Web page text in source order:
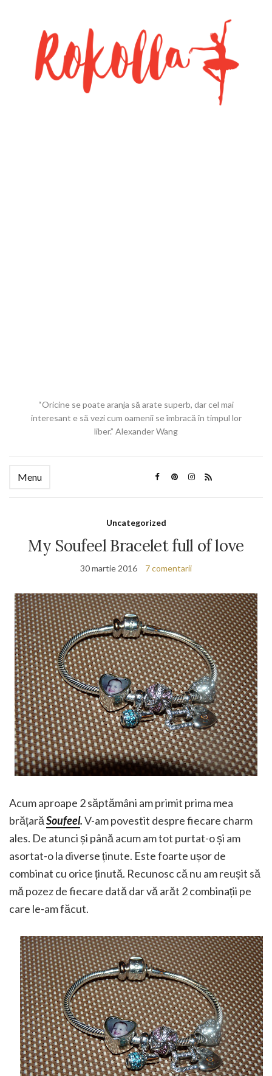
“Oricine se poate aranja să arate superb, dar cel mai
interesant e să vezi cum oamenii se îmbracă în timpul lor
liber.” Alexander Wang
Menu
Uncategorized
My Soufeel Bracelet full of love
30 martie 2016 7 comentarii
Acum aproape 2 săptămâni am primit prima mea
brățarăSoufeel.V-am povestit despre fiecare charm
ales. De atunci și până acum am tot purtat-o și am
asortat-o la diverse ținute. Este foarte ușor de
combinat cu orice ținută. Recunosc că nu am reușit să
mă pozez de fiecare dată dar vă arăt 2 combinații pe
care le-am făcut.